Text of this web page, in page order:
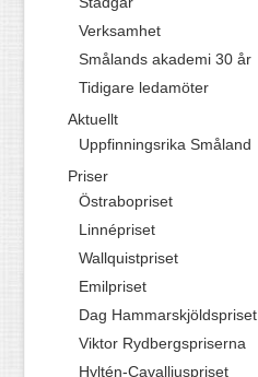
Verksamhet
Smålands akademi 30 år
Tidigare ledamöter
Aktuellt
Uppfinningsrika Småland
Priser
Östrabopriset
Linnépriset
Wallquistpriset
Emilpriset
Dag Hammarskjöldspriset
Viktor Rydbergspriserna
Hyltén-Cavalliuspriset